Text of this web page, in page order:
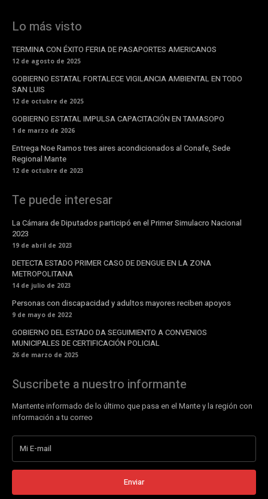
Lo más visto
TERMINA CON ÉXITO FERIA DE PASAPORTES AMERICANOS
12 de agosto de 2025
GOBIERNO ESTATAL FORTALECE VIGILANCIA AMBIENTAL EN TODO
SAN LUIS
12 de octubre de 2025
GOBIERNO ESTATAL IMPULSA CAPACITACIÓN EN TAMASOPO
1 de marzo de 2026
Entrega Noe Ramos tres aires acondicionados al Conafe, Sede
Regional Mante
12 de octubre de 2023
Te puede interesar
La Cámara de Diputados participó en el Primer Simulacro Nacional
2023
19 de abril de 2023
DETECTA ESTADO PRIMER CASO DE DENGUE EN LA ZONA
METROPOLITANA
14 de julio de 2023
Personas con discapacidad y adultos mayores reciben apoyos
9 de mayo de 2022
GOBIERNO DEL ESTADO DA SEGUIMIENTO A CONVENIOS
MUNICIPALES DE CERTIFICACIÓN POLICIAL
26 de marzo de 2025
Suscribete a nuestro informante
Mantente informado de lo último que pasa en el Mante y la región con
información a tu correo
Enviar